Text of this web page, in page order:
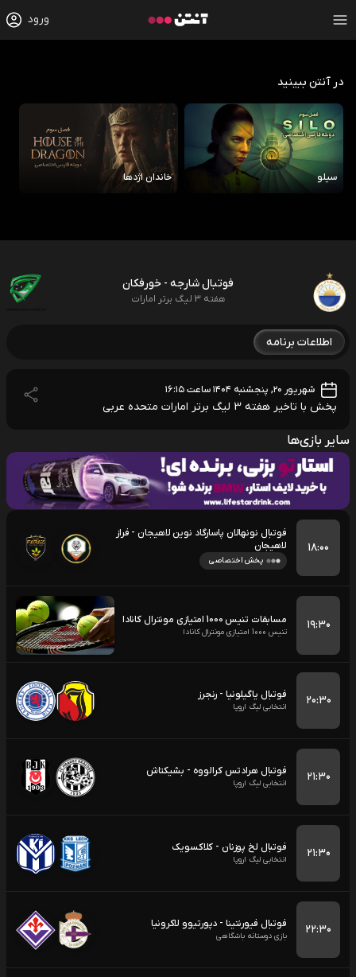
ورود
در آنتن ببینید
سیلو خاندان اژدها
فوتبال شارجه - خورفکان
هفته 3 لیگ برتر امارات
اطلاعات برنامه
شهریور ۲۰, پنجشنبه ۱۴۰۴ ساعت ۱۶:۱۵
پخش با تاخیر هفته 3 لیگ برتر امارات متحده عربی
سایر بازی‌ها
۱۸:۰۰
فوتبال نونهالان پاسارگاد نوین لاهیجان - فراز
لاهیجان
پخش اختصاصی
۱۹:۳۰ مسابقات تنیس 1000 امتیازی مونترال کانادا
تنیس 1000 امتیازی مونترال کانادا
۲۰:۳۰ فوتبال یاگیلونیا - رنجرز
انتخابی لیگ اروپا
۲۱:۳۰ فوتبال هرادتس کرالووه - بشیکتاش
انتخابی لیگ اروپا
۲۱:۳۰ فوتبال لخ پوزنان - کلاکسویک
انتخابی لیگ اروپا
۲۲:۳۰ فوتبال فیورنتینا - دپورتیوو لاکرونیا
بازی دوستانه باشگاهی